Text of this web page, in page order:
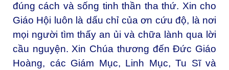
đúng cách và sống tinh thần tha thứ. Xin cho
Giáo Hội luôn là dấu chỉ của ơn cứu độ, là nơi
mọi người tìm thấy an ủi và chữa lành qua lời
cầu nguyện. Xin Chúa thương đến Đức Giáo
Hoàng, các Giám Mục, Linh Mục, Tu Sĩ và